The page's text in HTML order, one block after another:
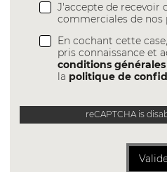
J'accepte de recevoir
commerciales de nos
En cochant cette
pris connaissance et
conditions
la politique de
reCAPTCHA is